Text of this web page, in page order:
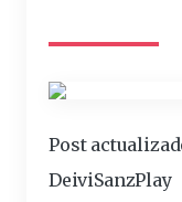
Post
DeiviSanzPlay